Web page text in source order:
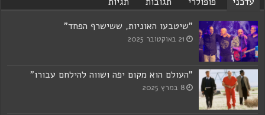
"שיטבעו האוניות, ששישרף הפחד"
21 באוקטובר 2025
"העולם הוא מקום יפה ושווה להילחם עבורו"
8 במרץ 2025